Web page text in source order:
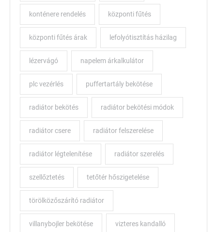
konténere rendelés központi fűtés
központi fűtés árak lefolyótisztítás házilag
lézervágó napelem árkalkulátor
plc vezérlés puffertartály bekötése
radiátor bekötés radiátor bekötési módok
radiátor csere radiátor felszerelése
radiátor légtelenítése radiátor szerelés
szellőztetés tetőtér hőszigetelése
törölközőszárító radiátor
villanybojler bekötése vizteres kandalló